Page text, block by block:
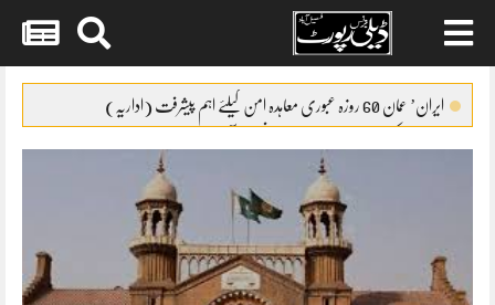
contentایران’ عمان 60 روزہ عبوری معاہدہ امن کیلئے اہم پیشرفت (اداریہ)
ایس ایس سی امتحانات 2026ء کا شیڈول جاری
پنشن فنڈز کی سرمایہ کاری سے خزانے کو نقصان پہنچانے کے معاملے کی
گندم آٹے کا بحران تیل سے بھی بڑا ہو چکا ہے